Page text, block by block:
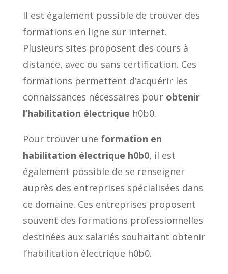
Il est également possible de trouver des
formations en ligne sur internet.
Plusieurs sites proposent des cours à
distance, avec ou sans certification. Ces
formations permettent d’acquérir les
connaissances nécessaires pour obtenir
l’habilitation électrique h0b0.
Pour trouver une formation en
habilitation électrique h0b0, il est
également possible de se renseigner
auprès des entreprises spécialisées dans
ce domaine. Ces entreprises proposent
souvent des formations professionnelles
destinées aux salariés souhaitant obtenir
l’habilitation électrique h0b0.